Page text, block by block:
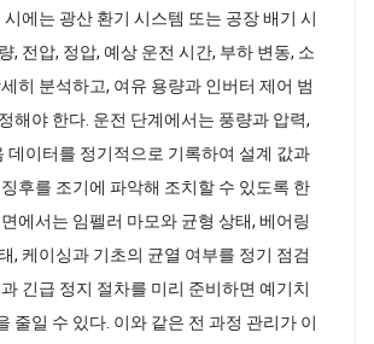
에는 광산 환기 시스템 또는 공장 배기 시
, 전압, 정압, 예상 운전 시간, 부하 변동, 소
히 분석하고, 여유 용량과 인버터 제어 범
해야 한다. 운전 단계에서는 풍량과 압력,
데이터를 정기적으로 기록하여 설계 값과
후를 조기에 파악해 조치할 수 있도록 한
에서는 임펠러 마모와 균형 상태, 베어링
, 케이싱과 기초의 균열 여부를 정기 점검
긴급 정지 절차를 미리 준비하면 예기치
줄일 수 있다. 이와 같은 전 과정 관리가 이